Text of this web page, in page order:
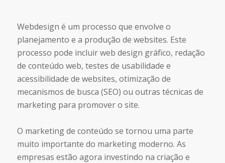
Webdesign é um processo que envolve o
planejamento e a produção de websites. Este
processo pode incluir web design gráfico, redação
de conteúdo web, testes de usabilidade e
acessibilidade de websites, otimização de
mecanismos de busca (SEO) ou outras técnicas de
marketing para promover o site.
O marketing de conteúdo se tornou uma parte
muito importante do marketing moderno. As
empresas estão agora investindo na criação e